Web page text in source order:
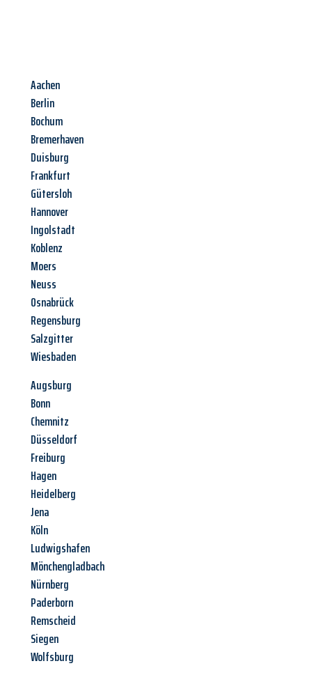
Aachen
Berlin
Bochum
Bremerhaven
Duisburg
Frankfurt
Gütersloh
Hannover
Ingolstadt
Koblenz
Moers
Neuss
Osnabrück
Regensburg
Salzgitter
Wiesbaden
Augsburg
Bonn
Chemnitz
Düsseldorf
Freiburg
Hagen
Heidelberg
Jena
Köln
Ludwigshafen
Mönchengladbach
Nürnberg
Paderborn
Remscheid
Siegen
Wolfsburg